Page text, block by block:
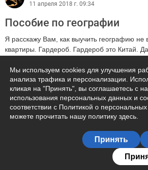
11 апреля 2018 г. 09:34
Пособие по географии
Я расскажу Вам, как выучить географию не
квартиры. Гардероб. Гардероб это Китай.
Мы используем cookies для улучшения
анализа трафика и персонализации.
кликая на "Принять", вы соглашаетесь с
использования персональных данных и
соответствии с Политикой о
можете прочитать нашу политику здесь
Принять